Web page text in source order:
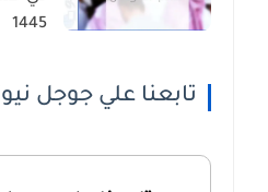
1445
تابعنا علي جوجل